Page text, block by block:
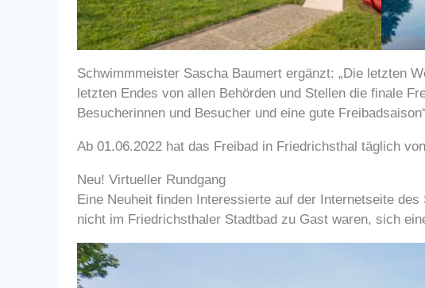
Schwimmmeister Sascha Baumert ergänzt: „Die letzten
letzten Endes von allen Behörden und Stellen die finale
Besucherinnen und Besucher und eine gute
Ab 01.06.2022 hat das Freibad in Friedrichsthal täglich
Neu! Virtueller Rundgang
Eine Neuheit finden Interessierte auf der Internetseite
nicht im Friedrichsthaler Stadtbad zu Gast waren, sich